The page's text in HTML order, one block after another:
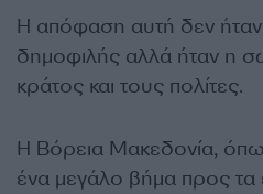
Η απόφαση αυτή δεν
δημοφιλής αλλά ήταν η
κράτος και τους πολίτες.
Η Βόρεια Μακεδονία,
ένα μεγάλο βήμα προς τα